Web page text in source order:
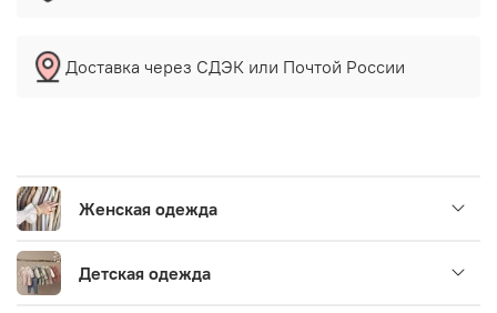
Доставка через СДЭК или Почтой России
Женская одежда
Детская одежда